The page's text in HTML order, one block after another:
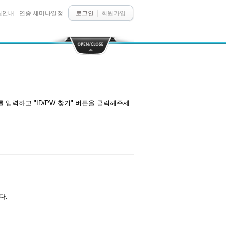
로그인 회원가입
안내 연중 세미나일정
입력하고 "ID/PW 찾기" 버튼을 클릭해주세
.